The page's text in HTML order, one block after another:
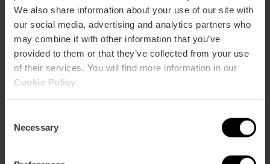
We also share information about your use of our site with
our social media, advertising and analytics partners who
may combine it with other information that you’ve
provided to them or that they’ve collected from your use
of their services. You will find more information in our
Cookie Policy
Selection
Necessary
Informació pràctica
Horari
TEMPORADA DE BANY NORMAL
Dies